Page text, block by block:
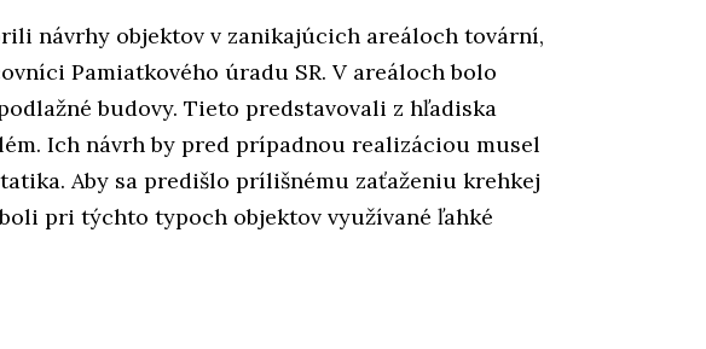
návrhy objektov v zanikajúcich areáloch tovární,
Pamiatkového úradu SR. V areáloch bolo
budovy. Tieto predstavovali z hľadiska
Ich návrh by pred prípadnou realizáciou musel
Aby sa predišlo prílišnému zaťaženiu krehkej
pri týchto typoch objektov využívané ľahké